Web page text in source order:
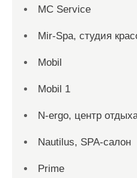
MC Service
Mir-Spa, студия
Mobil
Mobil 1
N-ergo, центр
Nautilus, SPA-салон
Prime